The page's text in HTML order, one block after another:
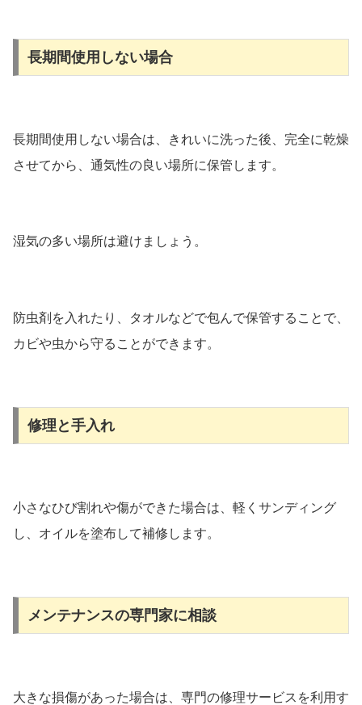
長期間使用しない場合
長期間使用しない場合は、きれいに洗った後、完全に乾燥
させてから、通気性の良い場所に保管します。
湿気の多い場所は避けましょう。
防虫剤を入れたり、タオルなどで包んで保管することで、
カビや虫から守ることができます。
修理と手入れ
小さなひび割れや傷ができた場合は、軽くサンディング
し、オイルを塗布して補修します。
メンテナンスの専門家に相談
大きな損傷があった場合は、専門の修理サービスを利用す